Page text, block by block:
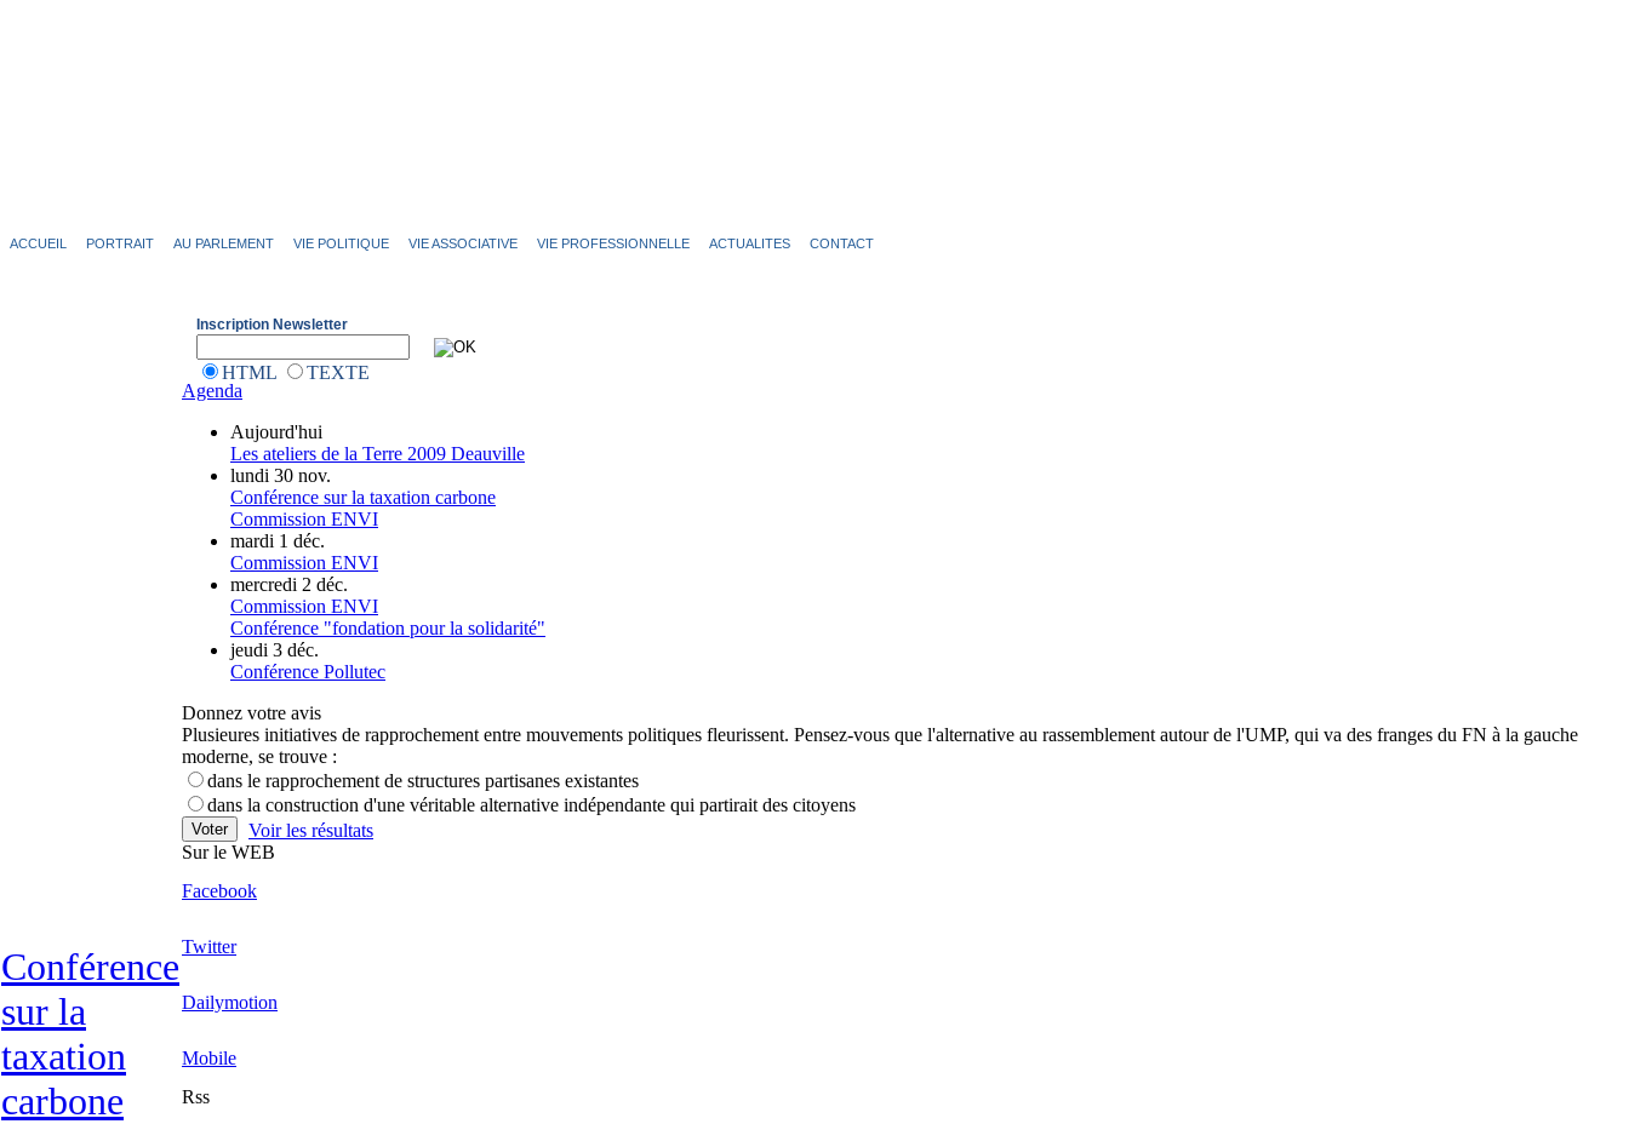
Conférence
sur la
taxation
carbone
Inscription Newsletter
HTML
TEXTE
Agenda
Aujourd'hui
Les ateliers de la Terre 2009 Deauville
lundi 30 nov.
Conférence sur la taxation carbone
Commission ENVI
mardi 1 déc.
Commission ENVI
mercredi 2 déc.
Commission ENVI
Conférence "fondation pour la solidarité"
jeudi 3 déc.
Conférence Pollutec
Donnez votre avis
Plusieures initiatives de rapprochement entre mouvements politiques fleurissent. Pensez-vous que l'alternative au rassemblement autour de l'UMP, qui va des franges du FN à la gauche
moderne, se trouve :
dans le rapprochement de structures partisanes existantes
dans la construction d'une véritable alternative indépendante qui partirait des citoyens
Voir les résultats
Sur le WEB
Facebook
Twitter
Dailymotion
Mobile
Rss
ACCUEIL PORTRAIT AU PARLEMENT VIE POLITIQUE VIE ASSOCIATIVE VIE PROFESSIONNELLE ACTUALITES CONTACT